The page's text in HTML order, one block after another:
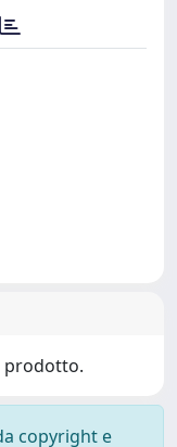
prodotto.
copyright e